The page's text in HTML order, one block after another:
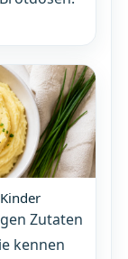
Zutaten
kennen